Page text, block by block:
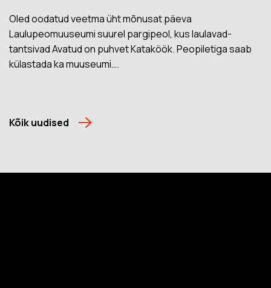
Oled oodatud veetma üht mõnusat päeva
Laulupeomuuseumi suurel pargipeol, kus laulavad-
tantsivad Avatud on puhvet Kataköök. Peopiletiga saab
külastada ka muuseumi….
Kõik uudised